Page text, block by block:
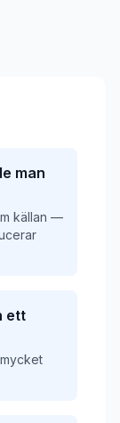
man
källan —
ett